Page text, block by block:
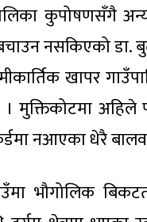
कुपोषणसँगै अन्य
नसकिएको डा.
खापर
मुक्तिकोटमा अहिले
नआएका धेरै
भौगोलिक